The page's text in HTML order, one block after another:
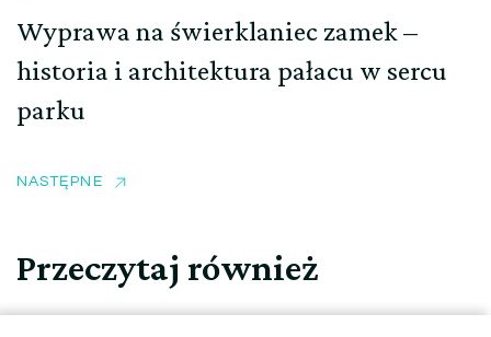
Wyprawa na świerklaniec zamek –
historia i architektura pałacu w sercu
parku
NASTĘPNE
Przeczytaj również